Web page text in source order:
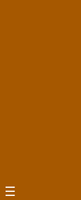
☰